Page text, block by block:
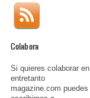
Colabora
Si quieres colaborar en
entretanto
magazine.com puedes